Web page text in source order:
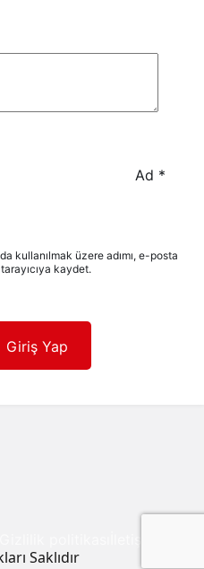
Ad *
kullanılmak üzere adımı, e-posta
kaydet.
Giriş Yap
Saklıdır